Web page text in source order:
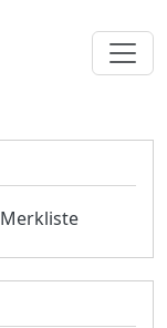
Merkliste